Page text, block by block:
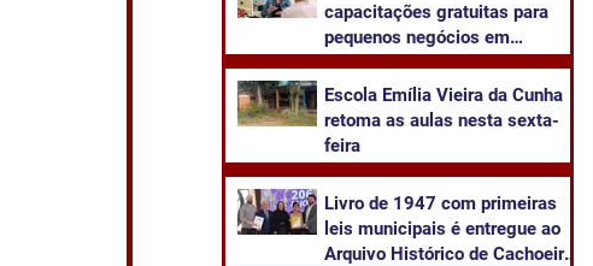
capacitações gratuitas para
pequenos negócios em
​Escola Emília Vieira da Cunha
retoma as aulas nesta sexta-
feira
Livro de 1947 com primeiras
leis municipais é entregue ao
Arquivo Histórico de Cachoeira